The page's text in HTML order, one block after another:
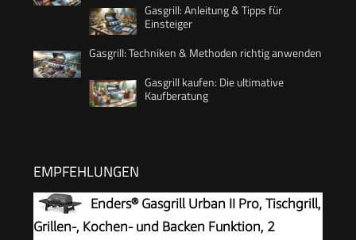
Gasgrill: Anleitung & Tipps für
Einsteiger
Gasgrill: Techniken & Methoden richtig anwenden
Gasgrill kaufen: Die ultimative
Kaufberatung
EMPFEHLUNGEN
Enders® Gasgrill Urban II Pro, Tischgrill,
Grillen-, Kochen- und Backen Funktion, 2